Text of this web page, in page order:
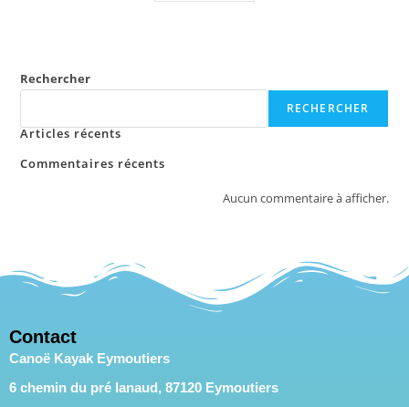
Rechercher
RECHERCHER
Articles récents
Commentaires récents
Aucun commentaire à afficher.
Contact
Canoë Kayak Eymoutiers
6 chemin du pré lanaud, 87120 Eymoutiers